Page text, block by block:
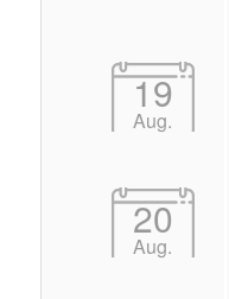
19
Aug.
20
Aug.